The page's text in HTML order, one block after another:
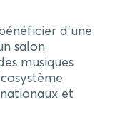
d’une
salon
musiques
et